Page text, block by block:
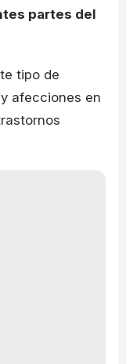
partes del
tipo de
afecciones en
trastornos